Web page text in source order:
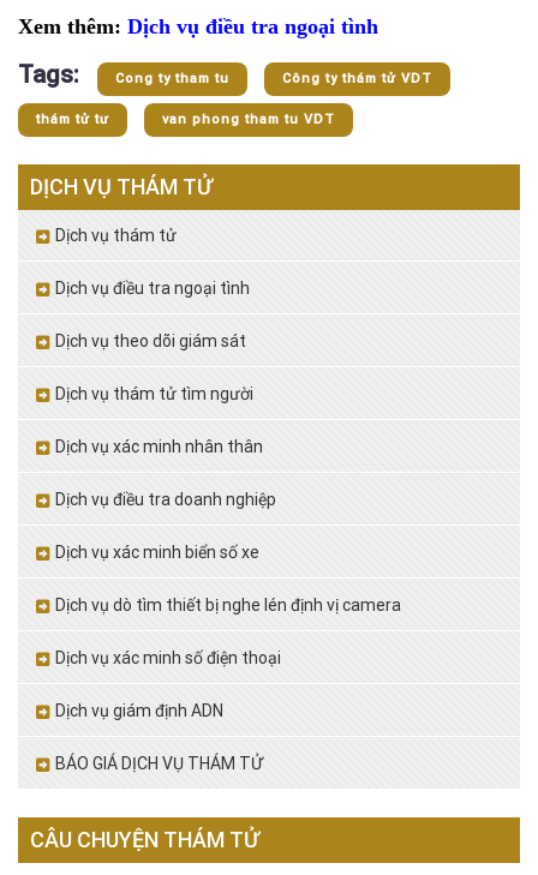
Xem thêm: Dịch vụ điều tra ngoại tình
Tags: Cong ty tham tu Công ty thám tử VDT
thám tử tư van phong tham tu VDT
DỊCH VỤ THÁM TỬ
Dịch vụ thám tử
Dịch vụ điều tra ngoại tình
Dịch vụ theo dõi giám sát
Dịch vụ thám tử tìm người
Dịch vụ xác minh nhân thân
Dịch vụ điều tra doanh nghiệp
Dịch vụ xác minh biển số xe
Dịch vụ dò tìm thiết bị nghe lén định vị camera
Dịch vụ xác minh số điện thoại
Dịch vụ giám định ADN
BÁO GIÁ DỊCH VỤ THÁM TỬ
CÂU CHUYỆN THÁM TỬ